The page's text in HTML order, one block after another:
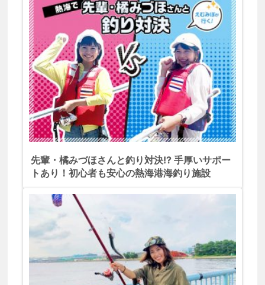
先輩・橘みづほさんと釣り対決!? 手厚いサポー
トあり！初心者も安心の熱海港海釣り施設